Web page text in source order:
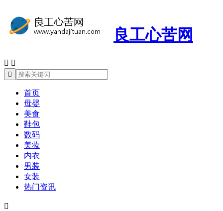
良工心苦网
 

首页
母婴
美食
鞋包
数码
美妆
内衣
男装
女装
热门资讯
